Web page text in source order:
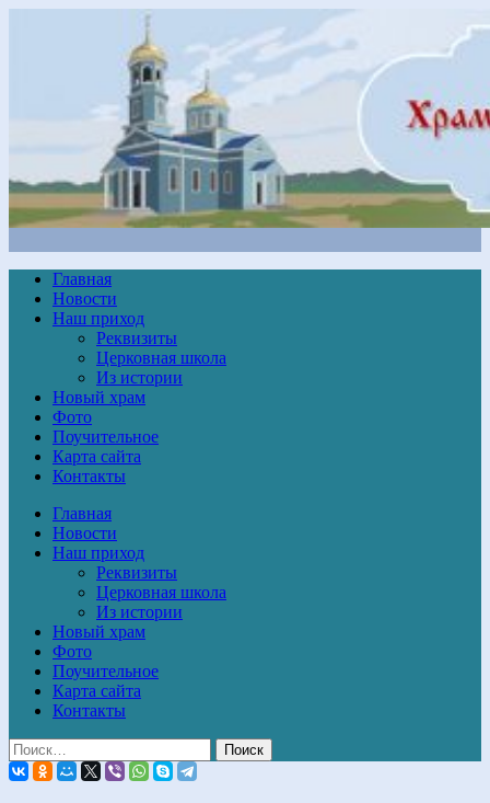
Главная
Новости
Наш приход
Реквизиты
Церковная школа
Из истории
Новый храм
Фото
Поучительное
Карта сайта
Контакты
Главная
Новости
Наш приход
Реквизиты
Церковная школа
Из истории
Новый храм
Фото
Поучительное
Карта сайта
Контакты